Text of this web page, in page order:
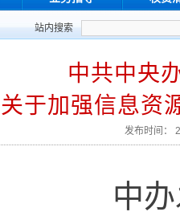
站内搜索
中共中央
关于加强信息资
发布时间：
中